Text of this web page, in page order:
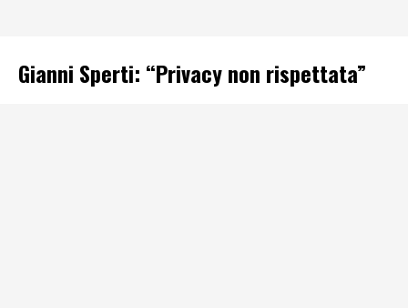
Gianni Sperti: “Privacy non rispettata”